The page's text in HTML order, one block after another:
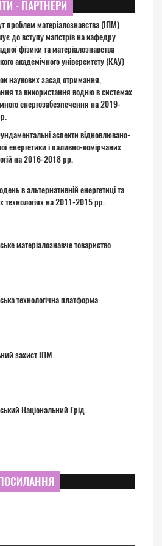
- ПАРТНЕРИ
проблем матеріалознавства (ІПМ)
до вступу магістрів на кафедру
фізики та матеріалознавства
академічного університету (КАУ)
наукових засад отримання,
та використання водню в системах
енергозабезпечення на 2019-
аспекти відновлювано-
енергетики і паливно-комірчаних
на 2016-2018 рр.
в альтернативній енергетиці та
технологіях на 2011-2015 рр.
матеріалознавче товариство
технологічна платформа
захист ІПМ
Національний Грід